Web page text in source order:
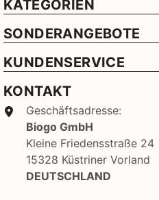
KATEGORIEN
SONDERANGEBOTE
KUNDENSERVICE
KONTAKT
Geschäftsadresse:
Biogo GmbH
Kleine Friedensstraße 24
15328 Küstriner Vorland
DEUTSCHLAND